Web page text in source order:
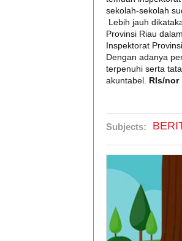
sekolah-sekolah
Lebih jauh
Provinsi Riau
Inspektorat
Dengan adanya
terpenuhi serta
akuntabel. Rls/nor
Subjects: